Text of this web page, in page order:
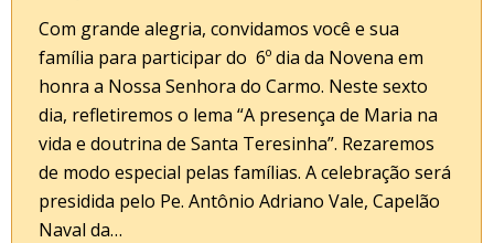
Com grande alegria, convidamos você e sua
família para participar do 6º dia da Novena em
honra a Nossa Senhora do Carmo. Neste sexto
dia, refletiremos o lema “A presença de Maria na
vida e doutrina de Santa Teresinha”. Rezaremos
de modo especial pelas famílias. A celebração será
presidida pelo Pe. Antônio Adriano Vale, Capelão
Naval da…